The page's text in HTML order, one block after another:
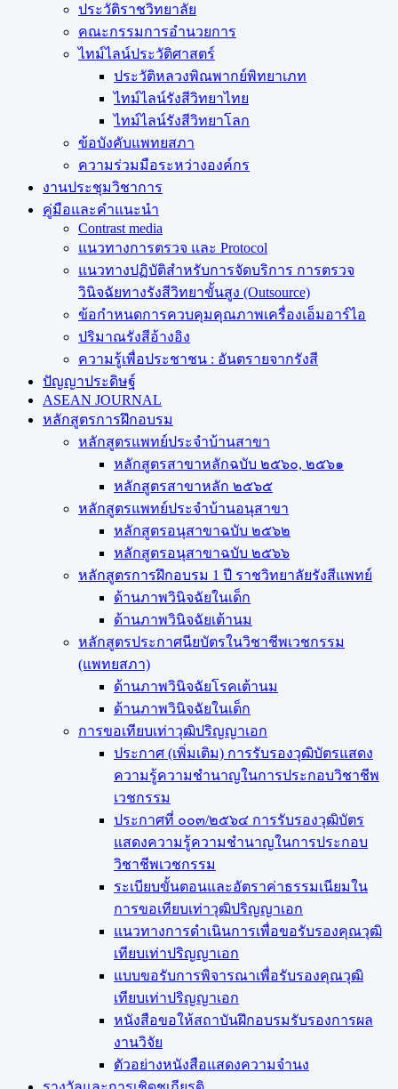
ประวัติราชวิทยาลัย
คณะกรรมการอำนวยการ
ไทม์ไลน์ประวัติศาสตร์
ประวัติหลวงพิณพากย์พิทยาเภท
ไทม์ไลน์รังสีวิทยาไทย
ไทม์ไลน์รังสีวิทยาโลก
ข้อบังคับแพทยสภา
ความร่วมมือระหว่างองค์กร
งานประชุมวิชาการ
คู่มือและคำแนะนำ
Contrast media
แนวทางการตรวจ และ Protocol
แนวทางปฏิบัติสำหรับการจัดบริการ การตรวจ
วินิจฉัยทางรังสีวิทยาขั้นสูง (Outsource)
ข้อกำหนดการควบคุมคุณภาพเครื่องเอ็มอาร์ไอ
ปริมาณรังสีอ้างอิง
ความรู้เพื่อประชาชน : อันตรายจากรังสี
ปัญญาประดิษฐ์
ASEAN JOURNAL
หลักสูตรการฝึกอบรม
หลักสูตรแพทย์ประจำบ้านสาขา
หลักสูตรสาขาหลักฉบับ ๒๕๖๐, ๒๕๖๑
หลักสูตรสาขาหลัก ๒๕๖๕
หลักสูตรแพทย์ประจำบ้านอนุสาขา
หลักสูตรอนุสาขาฉบับ ๒๕๖๒
หลักสูตรอนุสาขาฉบับ ๒๕๖๖
หลักสูตรการฝึกอบรม 1 ปี ราชวิทยาลัยรังสีแพทย์
ด้านภาพวินิจฉัยในเด็ก
ด้านภาพวินิจฉัยเต้านม
หลักสูตรประกาศนียบัตรในวิชาชีพเวชกรรม
(แพทยสภา)
ด้านภาพวินิจฉัยโรคเต้านม
ด้านภาพวินิจฉัยในเด็ก
การขอเทียบเท่า​วุฒิปริญญา​เอก
ประกาศ (เพิ่มเติม) การรับรองวุฒิบัตรแสดง
ความรู้ความชำนาญในการประกอบวิชาชีพ
เวชกรรม
ประกาศที่ ๐๐๓/๒๕๖๔ การรับรองวุฒิบัตร
แสดงความรู้ความชำนาญในการประกอบ
วิชาชีพเวชกรรม
ระเบียบขั้นตอนและอัตราค่าธรรมเนียมใน
การขอเทียบเท่าวุฒิปริญญาเอก
แนวทางการดำเนินการเพื่อขอรับรองคุณวุฒิ
เทียบเท่าปริญญาเอก
แบบขอรับการพิจารณาเพื่อรับรองคุณวุฒิ
เทียบเท่าปริญญาเอก
หนังสือขอให้สถาบันฝึกอบรมรับรองการผล
งานวิจัย
ตัวอย่างหนังสือแสดงความจำนง